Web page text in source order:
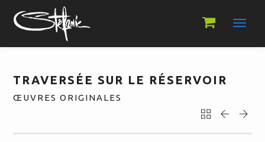
TRAVERSÉE SUR LE RÉSERVOIR
ŒUVRES ORIGINALES